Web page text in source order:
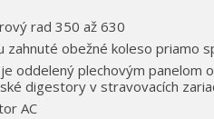
rad 350 až 630
zahnuté obežné koleso priamo
oddelený plechovým panelom
digestory v stravovacích
AC